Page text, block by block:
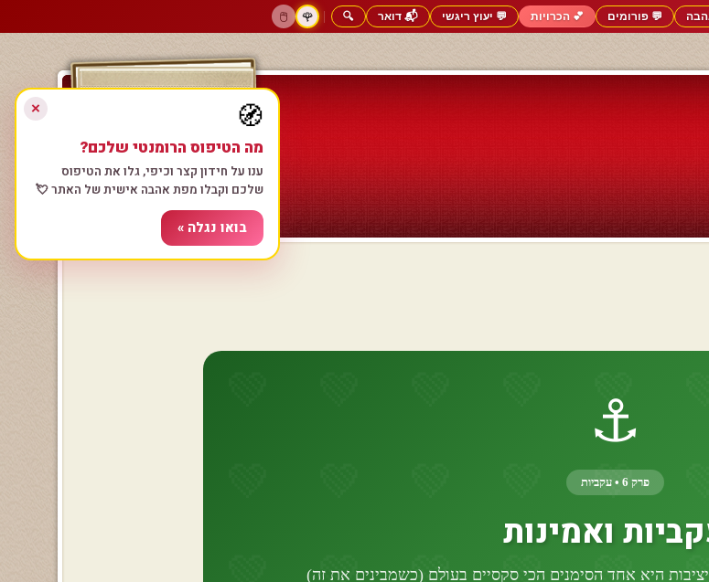
💬 פורומים 💕 הכרויות 💬 יעוץ ריגשי 📬 דואר 🔍
🌹
🖱️
הרשם עכשיו
התחבר
צימרים רומנטיים
חנות המתנות
⚓
פרק 6 • עקביות
ואמינות
היא אחד הסימנים הכי סקסיים בעולם (כשמבינים את זה)